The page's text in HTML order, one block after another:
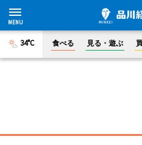
34°C 食べる 見る・遊ぶ